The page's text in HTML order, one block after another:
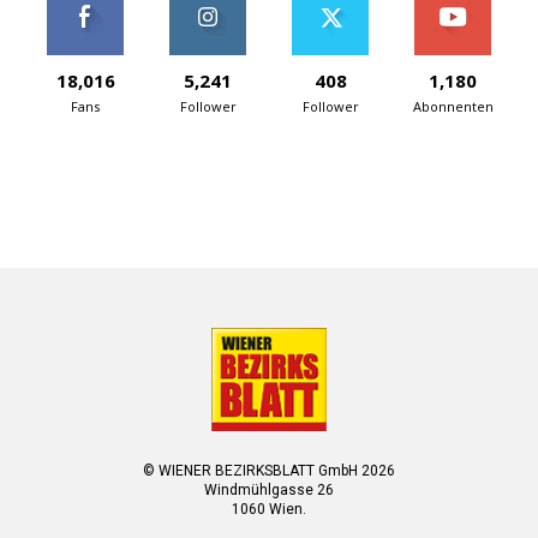
18,016
Fans
5,241
Follower
408
Follower
1,180
Abonnenten
© WIENER BEZIRKSBLATT GmbH 2026
Windmühlgasse 26
1060 Wien.